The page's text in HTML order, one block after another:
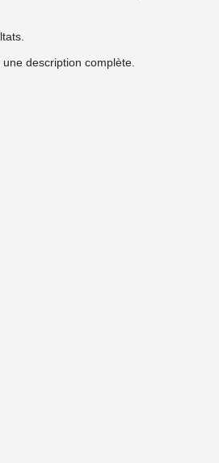
description complète.